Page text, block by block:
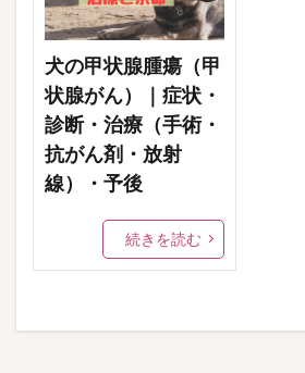
犬の甲状腺腫瘍（甲
状腺がん）｜症状・
診断・治療（手術・
抗がん剤・放射
線）・予後
続きを読む